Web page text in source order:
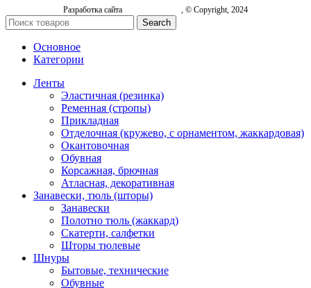
Разработка сайта , © Copyright, 2024
Search
Основное
Категории
Ленты
Эластичная (резинка)
Ременная (стропы)
Прикладная
Отделочная (кружево, с орнаментом, жаккардовая)
Окантовочная
Обувная
Корсажная, брючная
Атласная, декоративная
Занавески, тюль (шторы)
Занавески
Полотно тюль (жаккард)
Скатерти, салфетки
Шторы тюлевые
Шнуры
Бытовые, технические
Обувные